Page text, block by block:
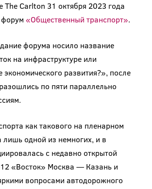
The Carlton 31 октября 2023 года
«Общественный транспорт».
форума носило название
на инфраструктуре или
экономического развития?», после
по пяти параллельно
как такового на пленарном
лишь одной из немногих, и в
с недавно открытой
«Восток» Москва — Казань и
вопросами автодорожного